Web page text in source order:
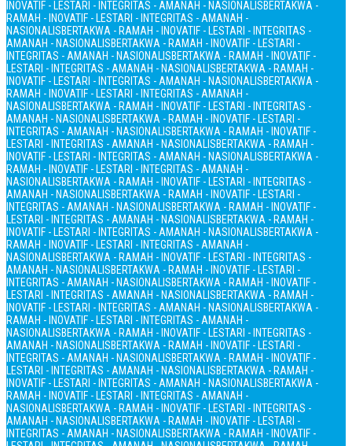
INOVATIF - LESTARI - INTEGRITAS - AMANAH - NASIONALISBERTAKWA -
RAMAH - INOVATIF - LESTARI - INTEGRITAS - AMANAH -
NASIONALISBERTAKWA - RAMAH - INOVATIF - LESTARI - INTEGRITAS -
AMANAH - NASIONALISBERTAKWA - RAMAH - INOVATIF - LESTARI -
INTEGRITAS - AMANAH - NASIONALISBERTAKWA - RAMAH - INOVATIF -
LESTARI - INTEGRITAS - AMANAH - NASIONALISBERTAKWA - RAMAH -
INOVATIF - LESTARI - INTEGRITAS - AMANAH - NASIONALISBERTAKWA -
RAMAH - INOVATIF - LESTARI - INTEGRITAS - AMANAH -
NASIONALISBERTAKWA - RAMAH - INOVATIF - LESTARI - INTEGRITAS -
AMANAH - NASIONALISBERTAKWA - RAMAH - INOVATIF - LESTARI -
INTEGRITAS - AMANAH - NASIONALISBERTAKWA - RAMAH - INOVATIF -
LESTARI - INTEGRITAS - AMANAH - NASIONALISBERTAKWA - RAMAH -
INOVATIF - LESTARI - INTEGRITAS - AMANAH - NASIONALISBERTAKWA -
RAMAH - INOVATIF - LESTARI - INTEGRITAS - AMANAH -
NASIONALISBERTAKWA - RAMAH - INOVATIF - LESTARI - INTEGRITAS -
AMANAH - NASIONALISBERTAKWA - RAMAH - INOVATIF - LESTARI -
INTEGRITAS - AMANAH - NASIONALISBERTAKWA - RAMAH - INOVATIF -
LESTARI - INTEGRITAS - AMANAH - NASIONALISBERTAKWA - RAMAH -
INOVATIF - LESTARI - INTEGRITAS - AMANAH - NASIONALISBERTAKWA -
RAMAH - INOVATIF - LESTARI - INTEGRITAS - AMANAH -
NASIONALISBERTAKWA - RAMAH - INOVATIF - LESTARI - INTEGRITAS -
AMANAH - NASIONALISBERTAKWA - RAMAH - INOVATIF - LESTARI -
INTEGRITAS - AMANAH - NASIONALISBERTAKWA - RAMAH - INOVATIF -
LESTARI - INTEGRITAS - AMANAH - NASIONALISBERTAKWA - RAMAH -
INOVATIF - LESTARI - INTEGRITAS - AMANAH - NASIONALISBERTAKWA -
RAMAH - INOVATIF - LESTARI - INTEGRITAS - AMANAH -
NASIONALISBERTAKWA - RAMAH - INOVATIF - LESTARI - INTEGRITAS -
AMANAH - NASIONALISBERTAKWA - RAMAH - INOVATIF - LESTARI -
INTEGRITAS - AMANAH - NASIONALISBERTAKWA - RAMAH - INOVATIF -
LESTARI - INTEGRITAS - AMANAH - NASIONALISBERTAKWA - RAMAH -
INOVATIF - LESTARI - INTEGRITAS - AMANAH - NASIONALISBERTAKWA -
RAMAH - INOVATIF - LESTARI - INTEGRITAS - AMANAH -
NASIONALISBERTAKWA - RAMAH - INOVATIF - LESTARI - INTEGRITAS -
AMANAH - NASIONALISBERTAKWA - RAMAH - INOVATIF - LESTARI -
INTEGRITAS - AMANAH - NASIONALISBERTAKWA - RAMAH - INOVATIF -